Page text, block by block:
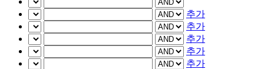
추가
추가
추가
추가
추가